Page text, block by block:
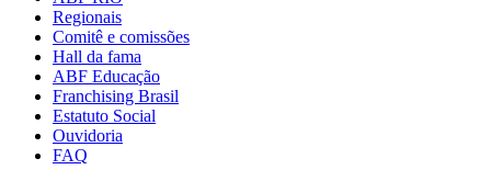
Regionais
Comitê e comissões
Hall da fama
ABF Educação
Franchising Brasil
Estatuto Social
Ouvidoria
FAQ